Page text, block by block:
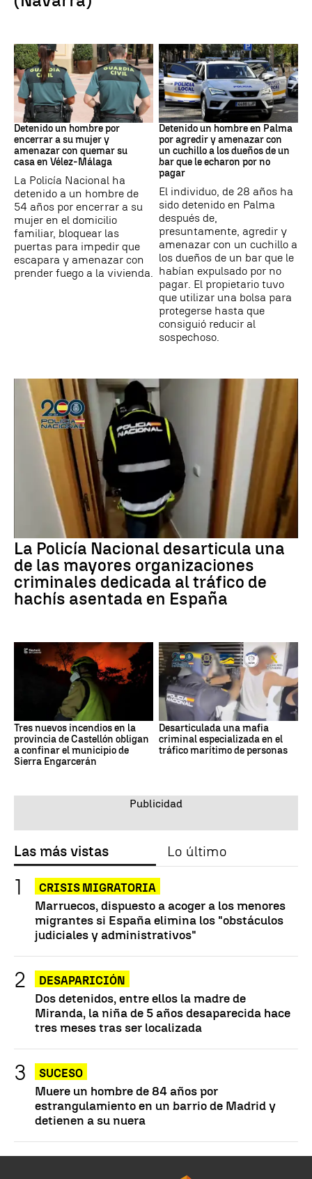
VIOLENCIA MACHISTA
Detenido un hombre por
encerrar a su mujer y
amenazar con quemar su
casa en Vélez-Málaga
La Policía Nacional ha
detenido a un hombre de
54 años por encerrar a su
mujer en el domicilio
familiar, bloquear las
puertas para impedir que
escapara y amenazar con
prender fuego a la vivienda.
Detención
Detenido un hombre en Palma
por agredir y amenazar con
un cuchillo a los dueños de un
bar que le echaron por no
pagar
El individuo, de 28 años ha
sido detenido en Palma
después de,
presuntamente, agredir y
amenazar con un cuchillo a
los dueños de un bar que le
habían expulsado por no
pagar. El propietario tuvo
que utilizar una bolsa para
protegerse hasta que
consiguió reducir al
sospechoso.
La Policía Nacional desarticula una
de las mayores organizaciones
criminales dedicada al tráfico de
hachís asentada en España
Tres nuevos incendios en la
provincia de Castellón obligan
a confinar el municipio de
Sierra Engarcerán
Desarticulada una mafia
criminal especializada en el
tráfico marítimo de personas
Las más vistas Lo último
CRISIS MIGRATORIA
Marruecos, dispuesto a acoger a los menores
migrantes si España elimina los "obstáculos
judiciales y administrativos"
DESAPARICIÓN
Dos detenidos, entre ellos la madre de
Miranda, la niña de 5 años desaparecida hace
tres meses tras ser localizada
SUCESO
Muere un hombre de 84 años por
estrangulamiento en un barrio de Madrid y
detienen a su nuera